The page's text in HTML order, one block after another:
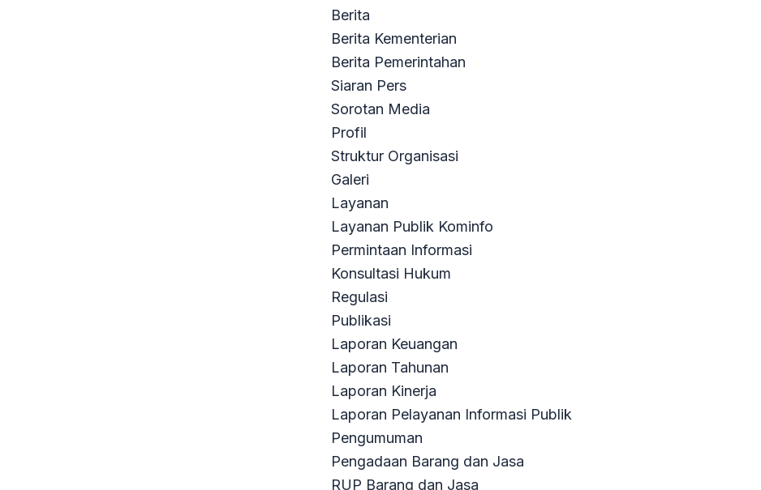
Berita
Berita Kementerian
Berita Pemerintahan
Siaran Pers
Sorotan Media
Profil
Struktur Organisasi
Galeri
Layanan
Layanan Publik Kominfo
Permintaan Informasi
Konsultasi Hukum
Regulasi
Publikasi
Laporan Keuangan
Laporan Tahunan
Laporan Kinerja
Laporan Pelayanan Informasi Publik
Pengumuman
Pengadaan Barang dan Jasa
RUP Barang dan Jasa